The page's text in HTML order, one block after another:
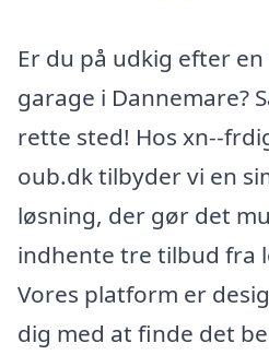
Er du på udkig efter
garage i Dannemare?
rette sted! Hos xn--
oub.dk tilbyder vi en
løsning, der gør det
indhente tre tilbud fra
Vores platform er
dig med at finde det